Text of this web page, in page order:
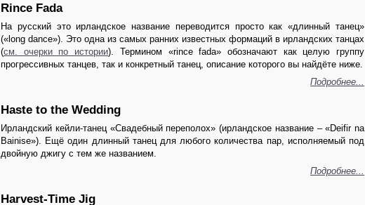
Rince Fada
На русский это ирландское название переводится просто как «длинный танец»
(«long dance»). Это одна из самых ранних известных формаций в ирландских танцах
(см. очерки по истории). Термином «rince fada» обозначают как целую группу
прогрессивных танцев, так и конкретный танец, описание которого вы найдёте ниже.
Подробнее...
Haste to the Wedding
Ирландский кейли-танец «Свадебный переполох» (ирландское название – «Deifir na
Bainise»). Ещё один длинный танец для любого количества пар, исполняемый под
двойную джигу с тем же названием.
Подробнее...
Harvest-Time Jig